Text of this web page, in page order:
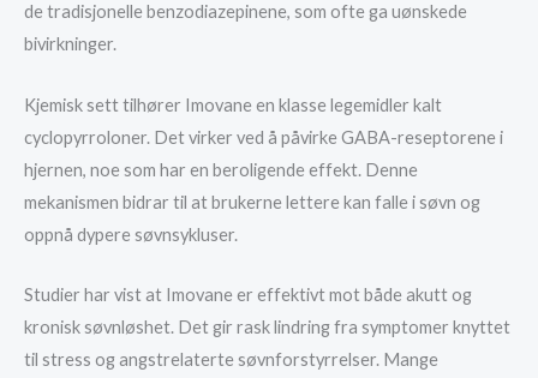
de tradisjonelle benzodiazepinene, som ofte ga uønskede
bivirkninger.
Kjemisk sett tilhører Imovane en klasse legemidler kalt
cyclopyrroloner. Det virker ved å påvirke GABA-reseptorene i
hjernen, noe som har en beroligende effekt. Denne
mekanismen bidrar til at brukerne lettere kan falle i søvn og
oppnå dypere søvnsykluser.
Studier har vist at Imovane er effektivt mot både akutt og
kronisk søvnløshet. Det gir rask lindring fra symptomer knyttet
til stress og angstrelaterte søvnforstyrrelser. Mange